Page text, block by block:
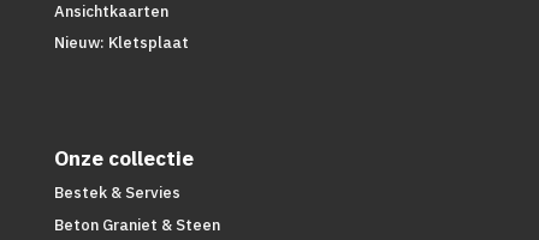
Ansichtkaarten
Nieuw: Kletsplaat
Onze collectie
Bestek & Servies
Beton Graniet & Steen